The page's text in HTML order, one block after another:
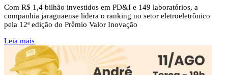
Com R$ 1,4 bilhão investidos em PD&I e 149 laboratórios, a
companhia jaraguaense lidera o ranking no setor eletroeletrônico
pela 12ª edição do Prêmio Valor Inovação
Leia mais